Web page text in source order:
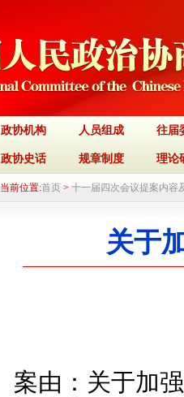
政协机构 人员组成 往届
政协史话 规章制度 理论
当前位置:首页 > 十一届四次会议提案内容
关于
案由：关于加